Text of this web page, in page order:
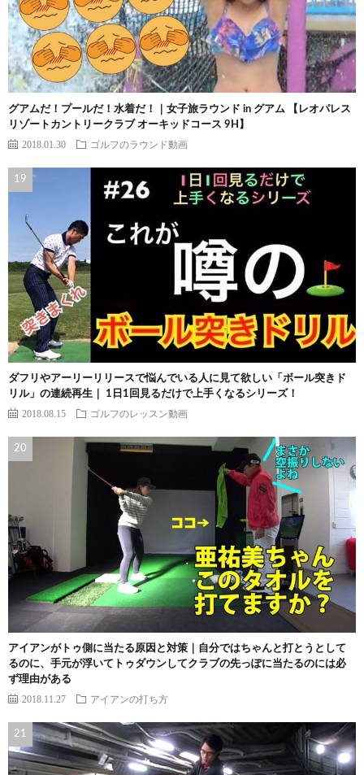
グアムだ！プールだ！水着だ！｜女子旅ラウンド in グアム 【レオパレス
リゾートカントリークラブ オーキッドコース 9H】
2018.01.30 ゴルフのラウンド動画
ダフリやアーリーリリースで悩んでいる人に見て欲しい「ボール突きド
リル」の連続再生｜ 1日1回見るだけで上手くなるシリーズ！
2018.08.15 ゴルフのレッスン動画
アイアンがトゥ側に当たる原因と対策｜自分ではちゃんと打とうとして
るのに、手元が浮いてトゥダウンしてクラブの先っぽに当たるのには必
ず理由がある
2018.11.27 アイアンの打ち方